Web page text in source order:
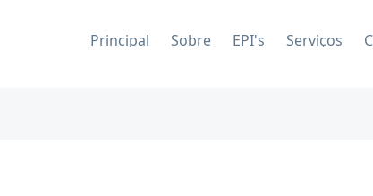
Principal Sobre EPI's Serviços